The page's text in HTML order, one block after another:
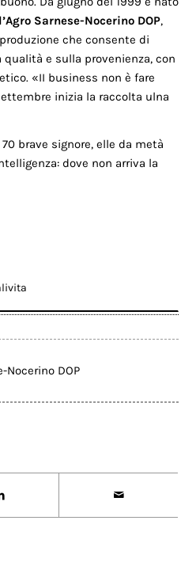
Sarnese-Nocerino DOP,
che consente di
e sulla provenienza, con
«II business non è fare
inizia la raccolta ulna
brave signore, elle da metà
dove non arriva la
Nocerino DOP